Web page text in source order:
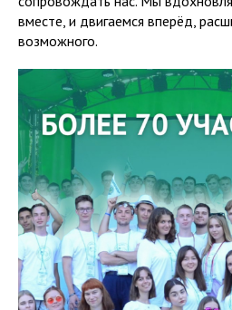
вместе, и двигаемся вперёд,
возможного.